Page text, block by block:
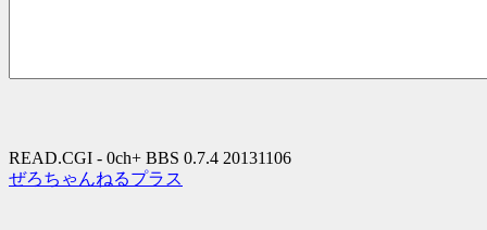
READ.CGI - 0ch+ BBS 0.7.4 20131106
ぜろちゃんねるプラス